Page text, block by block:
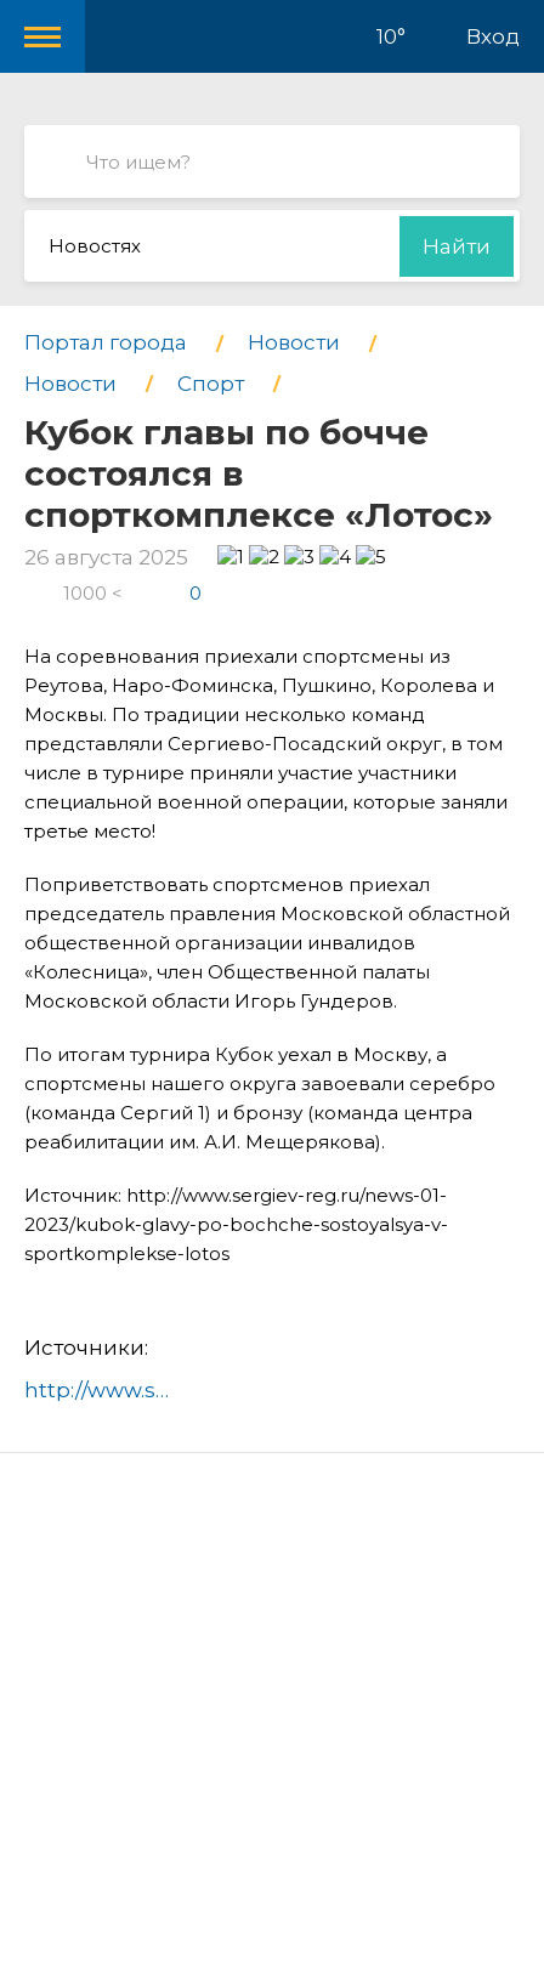
10° Вход
Новостях Найти
Портал города
Новости
Новости
Спорт
Кубок главы по бочче
состоялся в
спорткомплексе «Лотос»
26 августа 2025
1000 < 0
На соревнования приехали спортсмены из
Реутова, Наро-Фоминска, Пушкино, Королева и
Москвы. По традиции несколько команд
представляли Сергиево-Посадский округ, в том
числе в турнире приняли участие участники
специальной военной операции, которые заняли
третье место!
Поприветствовать спортсменов приехал
председатель правления Московской областной
общественной организации инвалидов
«Колесница», член Общественной палаты
Московской области Игорь Гундеров.
По итогам турнира Кубок уехал в Москву, а
спортсмены нашего округа завоевали серебро
(команда Сергий 1) и бронзу (команда центра
реабилитации им. А.И. Мещерякова).
Источник: http://www.sergiev-reg.ru/news-01-
2023/kubok-glavy-po-bochche-sostoyalsya-v-
sportkomplekse-lotos
Источники:
http://www.sergiev-reg.ru/news-01-2023/kubok-glavy-po-bochche-sostoyalsya-v-sportkomplekse-lotos